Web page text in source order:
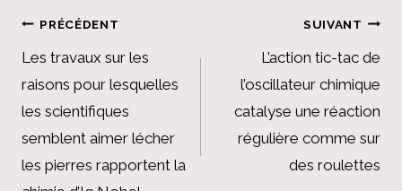
Navigation
de
l’article
PRÉCÉDENT
Les travaux sur les
raisons pour lesquelles
les scientifiques
semblent aimer lécher
les pierres rapportent la
SUIVANT
L’action tic-tac de
l’oscillateur chimique
catalyse une réaction
régulière comme sur
des roulettes